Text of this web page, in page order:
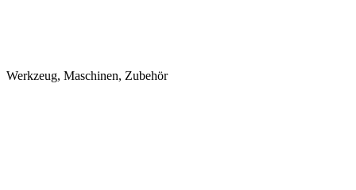
Werkzeug, Maschinen, Zubehör